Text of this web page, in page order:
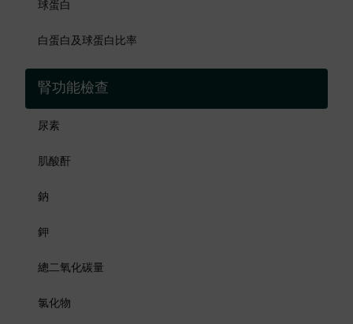
球蛋白
白蛋白及球蛋白比率
腎功能檢查
尿素
肌酸酐
鈉
鉀
總二氧化碳量
氯化物